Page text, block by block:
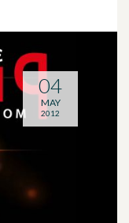
04
MAY
2012